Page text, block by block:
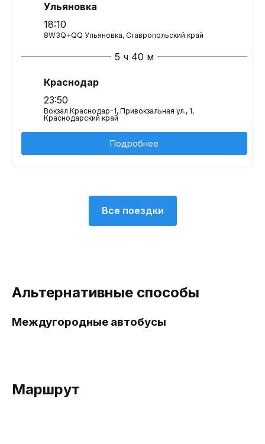
Ульяновка
18:10
8W3Q+QQ Ульяновка, Ставропольский край
5 ч 40 м
Краснодар
23:50
Вокзал Краснодар-1, Привокзальная ул., 1,
Краснодарский край
Подробнее
Все поездки
Альтернативные способы
Междугородные автобусы
Маршрут